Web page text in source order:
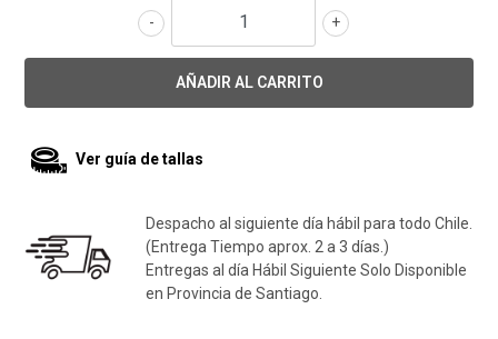
+
-
Ver guía de tallas
Despacho al siguiente día hábil para todo Chile.
(Entrega Tiempo aprox. 2 a 3 días.)
Entregas al día Hábil Siguiente Solo Disponible
en Provincia de Santiago.